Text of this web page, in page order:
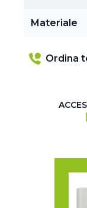
Materiale
Ordina